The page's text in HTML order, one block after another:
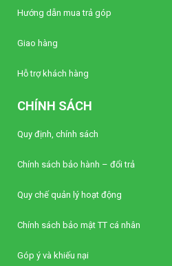
Hướng dẫn mua trả góp
Giao hàng
Hỗ trợ khách hàng
CHÍNH SÁCH
Quy định, chính sách
Chính sách bảo hành – đổi trả
Quy chế quản lý hoạt động
Chính sách bảo mật TT cá nhân
Góp ý và khiếu nại